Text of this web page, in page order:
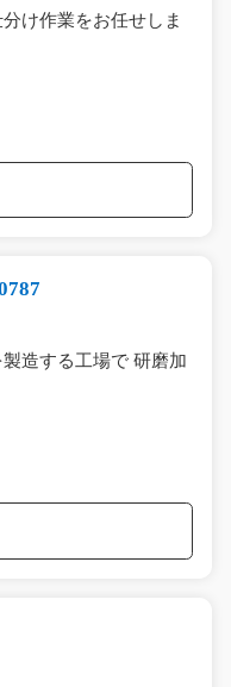
け作業をお任せしま
造する工場で 研磨加